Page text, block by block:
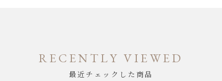
RECENTLY VIEWED
最近チェックした商品